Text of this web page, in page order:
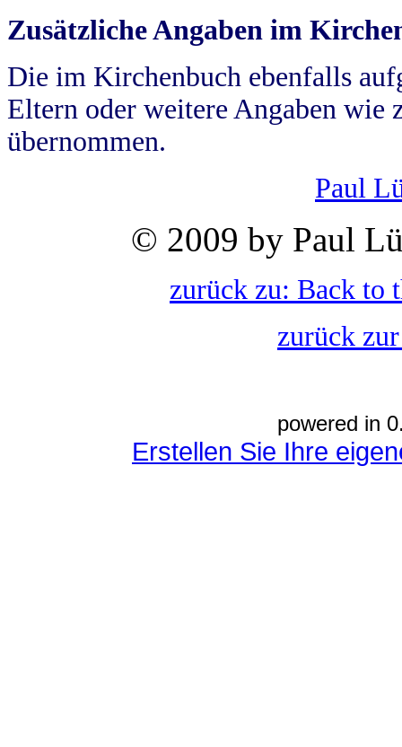
Zusätzliche Angaben im
Die im Kirchenbuch ebenfalls
Eltern oder weitere Angaben wie
übernommen.
Paul
© 2009 by Paul
zurück zu: Back to
zurück
powered in
Erstellen Sie Ihre